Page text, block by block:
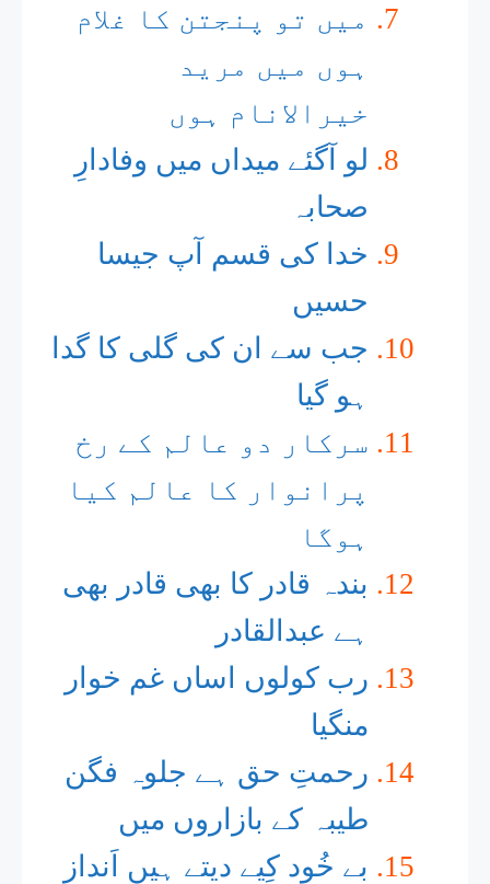
میں تو پنجتن کا غلام
ہوں میں مرید
خیرالانام ہوں
لو آگئے میداں میں وفادارِ
صحابہ
خدا کی قسم آپ جیسا
حسیں
جب سے ان کی گلی کا گدا
ہو گیا
سرکار دو عالم کے رخ
پرانوار کا عالم کیا
ہوگا
بندہ قادر کا بھی قادر بھی
ہے عبدالقادر
رب کولوں اساں غم خوار
منگیا
رحمتِ حق ہے جلوہ فگن
طیبہ کے بازاروں میں
​بے خُود کِیے دیتے ہیں اَندازِ